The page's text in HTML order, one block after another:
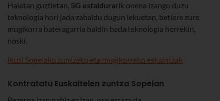
Haietan guztietan, 5G estaldurarik onena izango duzu
teknologia hori jada zabaldu dugun lekuetan, betiere zure
mugikorra bateragarria baldin bada teknologia horrekin,
noski.
Ikusi Sopelako zuntzeko eta mugikorreko eskaintzak
Kontratatu Euskaltelen zuntza Sopelan